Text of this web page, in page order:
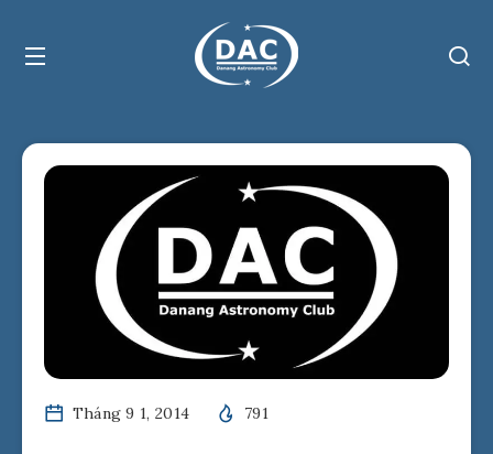
Tháng 9 1, 2014 791